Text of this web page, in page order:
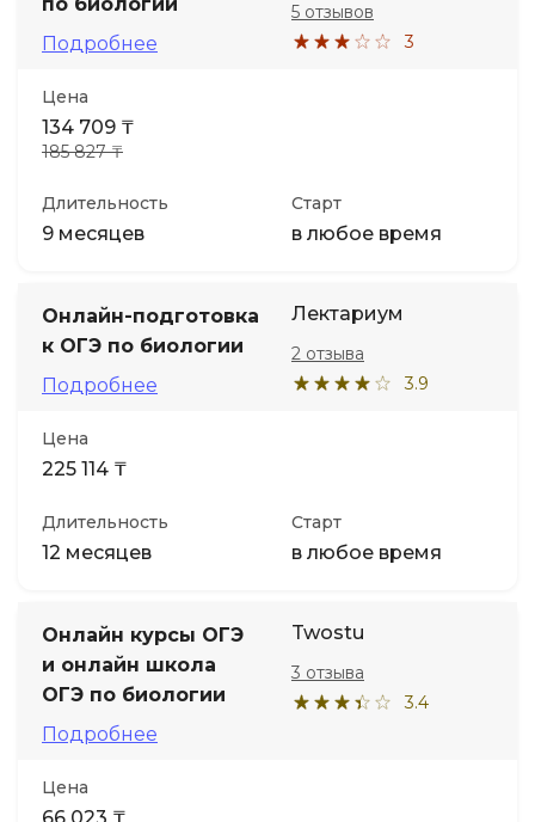
Подробнее
3
5 отзывов
Цена
134 709 ₸
185 827 ₸
Длительность
9 месяцев
Старт
в любое время
Онлайн-подготовка
к ОГЭ по биологии
Подробнее
Лектариум
3.9
2 отзыва
Цена
225 114 ₸
Длительность
12 месяцев
Старт
в любое время
Онлайн курсы ОГЭ
и онлайн школа
ОГЭ по биологии
Подробнее
Twostu
3.4
3 отзыва
Цена